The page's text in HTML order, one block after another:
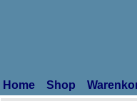
Home Shop